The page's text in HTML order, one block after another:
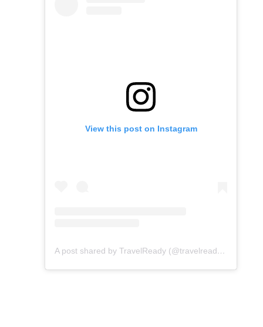
View this post on Instagram
A post shared by TravelReady (@travelreadyhongkong)